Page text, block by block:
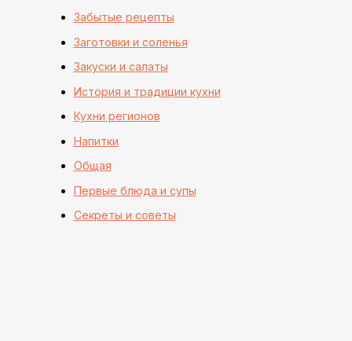
Забытые рецепты
Заготовки и соленья
Закуски и салаты
История и традиции кухни
Кухни регионов
Напитки
Общая
Первые блюда и супы
Секреты и советы